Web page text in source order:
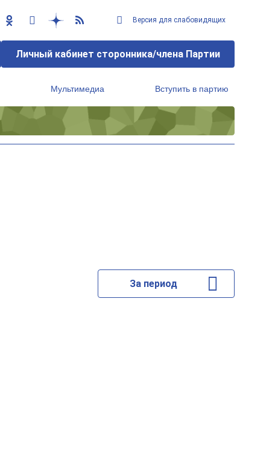
Версия для слабовидящих
Личный кабинет сторонника/члена Партии
Мультимедиа Вступить в партию
За период